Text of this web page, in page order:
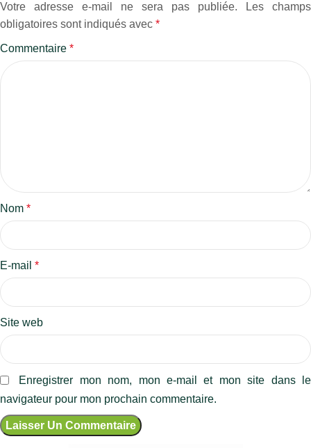
Votre adresse e-mail ne sera pas publiée.
Les champs
obligatoires sont indiqués avec *
Commentaire *
Nom *
E-mail *
Site web
Enregistrer mon nom, mon e-mail et mon site dans le
navigateur pour mon prochain commentaire.